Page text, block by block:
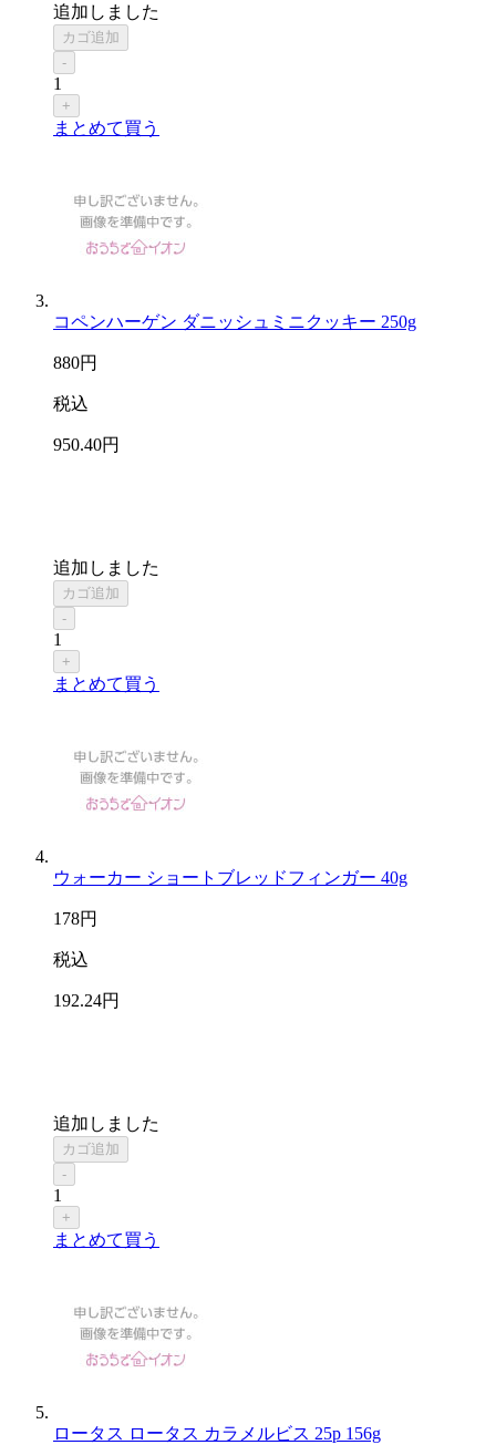
追加しました
カゴ追加
-
1
+
まとめて買う
コペンハーゲン ダニッシュミニクッキー 250g
880円
税込
950.40円
追加しました
カゴ追加
-
1
+
まとめて買う
ウォーカー ショートブレッドフィンガー 40g
178円
税込
192.24円
追加しました
カゴ追加
-
1
+
まとめて買う
ロータス ロータス カラメルビス 25p 156g